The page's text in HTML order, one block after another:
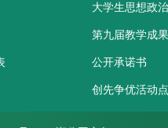
大学生思想政
第九届教学成
公开承诺书
创先争优活动